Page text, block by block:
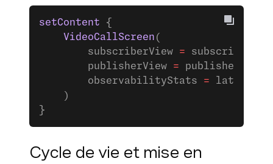
setContent {
    VideoCallScreen
(
        subscriberView
=
        publisherView
= publisherView,
        observabilityStats
=
    )
}
Cycle de vie et mise en